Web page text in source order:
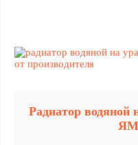
Радиатор водяной